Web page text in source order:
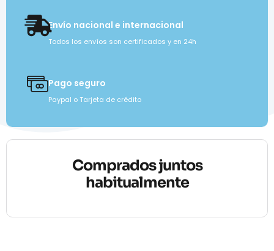
Envío nacional e internacional
Todos los envíos son certificados y en 24h
Pago seguro
Paypal o Tarjeta de crédito
Comprados juntos
habitualmente